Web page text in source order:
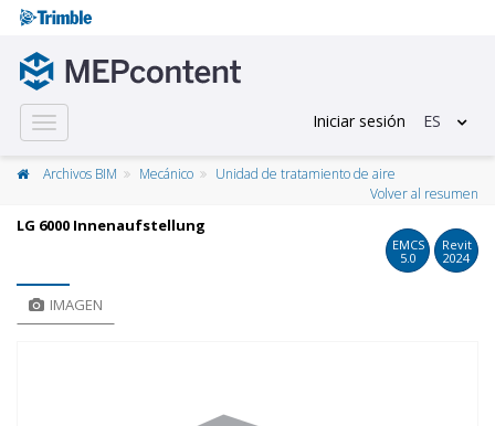
Toggle
navigation
Iniciar sesión ES
Archivos BIM Mecánico
Unidad de tratamiento de aire
Volver al resumen
LG 6000 Innenaufstellung
EMCS
5.0
Revit
2024
IMAGEN